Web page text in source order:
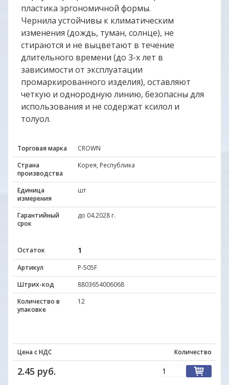
пластика эргономичной формы.
Чернила устойчивы к климатическим
изменения (дождь, туман, солнце), не
стираются и не выцветают в течение
длительного времени (до 3-х лет в
зависимости от эксплуатации
промаркированного изделия), оставляют
четкую и однородную линию, безопасны для
использования и не содержат ксилол и
толуол.
Торговая марка
CROWN
Страна
производства
Корея, Республика
Единица
измерения
шт
Гарантийный
срок
до 04.2028 г.
Остаток 1
Артикул
P-505F
Штрих-код
8803654006068
Количество в
упаковке
12
Цена с НДС Количество
2.45 руб.